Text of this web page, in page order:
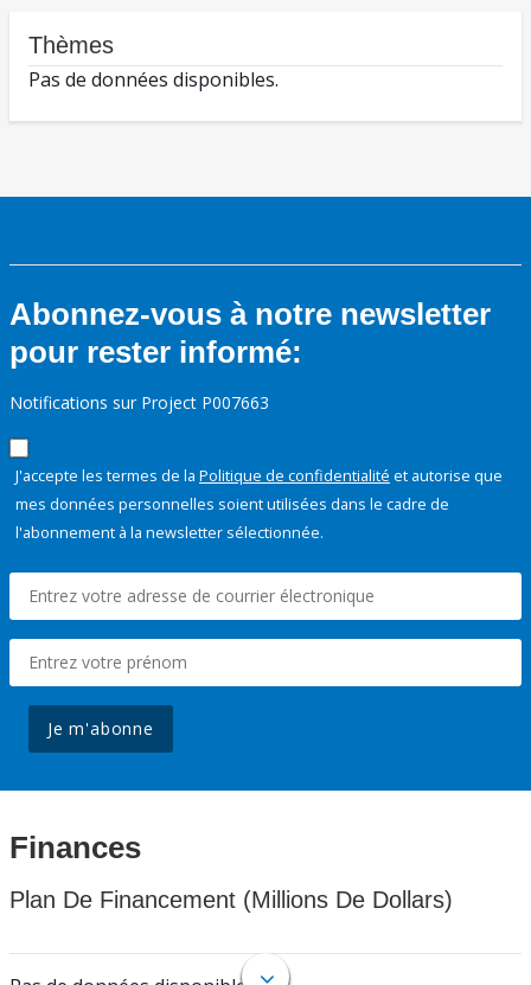
Thèmes
Pas de données disponibles.
Abonnez-vous à notre newsletter
pour rester informé:
Notifications sur Project P007663
J'accepte les termes de la Politique de confidentialité et autorise que
mes données personnelles soient utilisées dans le cadre de
l'abonnement à la newsletter sélectionnée.
Je m'abonne
Finances
Plan De Financement (Millions De Dollars)